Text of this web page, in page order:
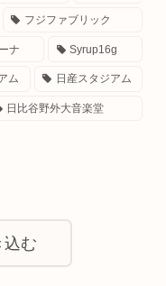
フジファブリック
ナ Syrup16g
ム 日産スタジアム
日比谷野外大音楽堂
込む